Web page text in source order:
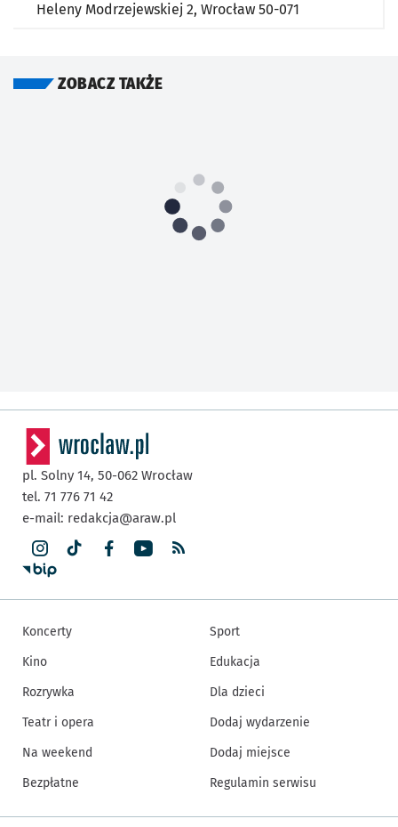
Heleny Modrzejewskiej 2, Wrocław 50-071
ZOBACZ TAKŻE
pl. Solny 14, 50-062 Wrocław
tel. 71 776 71 42
e-mail: redakcja@araw.pl
Koncerty
Kino
Rozrywka
Teatr i opera
Na weekend
Bezpłatne
Sport
Edukacja
Dla dzieci
Dodaj wydarzenie
Dodaj miejsce
Regulamin serwisu